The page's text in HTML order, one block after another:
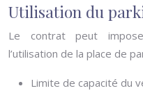
Utilisation du
Le contrat peut
l’utilisation de la place de
Limite de capacité du